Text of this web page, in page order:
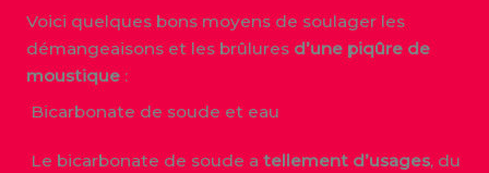
Voici quelques bons moyens de soulager les
démangeaisons et les brûlures d’une piqûre de
moustique :
Bicarbonate de soude et eau
Le bicarbonate de soude a tellement d’usages, du